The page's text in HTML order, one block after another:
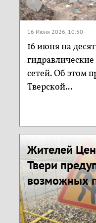
16 Июня 2026, 10:50
16 июня на
сетей. Об этом
Тверской...
Жителей
Твери
возможных